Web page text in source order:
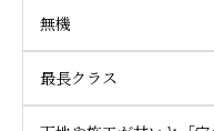
無機
最長クラス